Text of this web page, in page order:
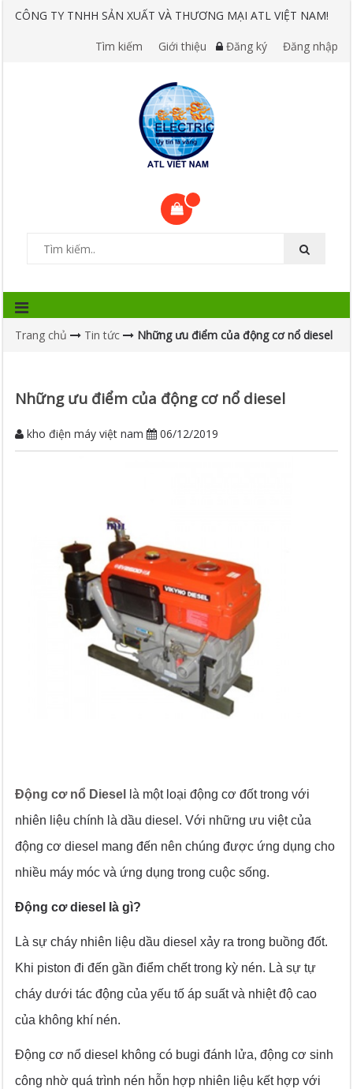
CÔNG TY TNHH SẢN XUẤT VÀ THƯƠNG MẠI ATL VIỆT NAM!
Tìm kiếm Giới thiệu Đăng ký Đăng nhập
Trang chủ Tin tức Những ưu điểm của động cơ nổ diesel
Những ưu điểm của động cơ nổ diesel
kho điện máy việt nam 06/12/2019
Động cơ nổ Diesel
là một loại động cơ đốt trong với
nhiên liệu chính là dầu diesel. Với những ưu việt của
động cơ diesel mang đến nên chúng được ứng dụng cho
nhiều máy móc và ứng dụng trong cuộc sống.
Động cơ diesel là gì?
Là sự cháy nhiên liệu dầu diesel xảy ra trong buồng đốt.
Khi piston đi đến gần điểm chết trong kỳ nén. Là sự tự
cháy dưới tác động của yếu tố áp suất và nhiệt độ cao
của không khí nén.
Động cơ nổ diesel không có bugi đánh lửa, động cơ sinh
công nhờ quá trình nén hỗn hợp nhiên liệu kết hợp với